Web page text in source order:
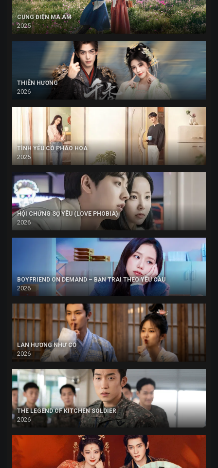
CUNG ĐIỆN MA ÁM
2025
THIÊN HƯƠNG
2026
TÌNH YÊU CÓ PHÁO HOA
2025
HỘI CHỨNG SỢ YÊU (LOVE PHOBIA)
2026
BOYFRIEND ON DEMAND – BẠN TRAI THEO YÊU CẦU
2026
LAN HƯƠNG NHƯ CỐ
2026
THE LEGEND OF KITCHEN SOLDIER
2026